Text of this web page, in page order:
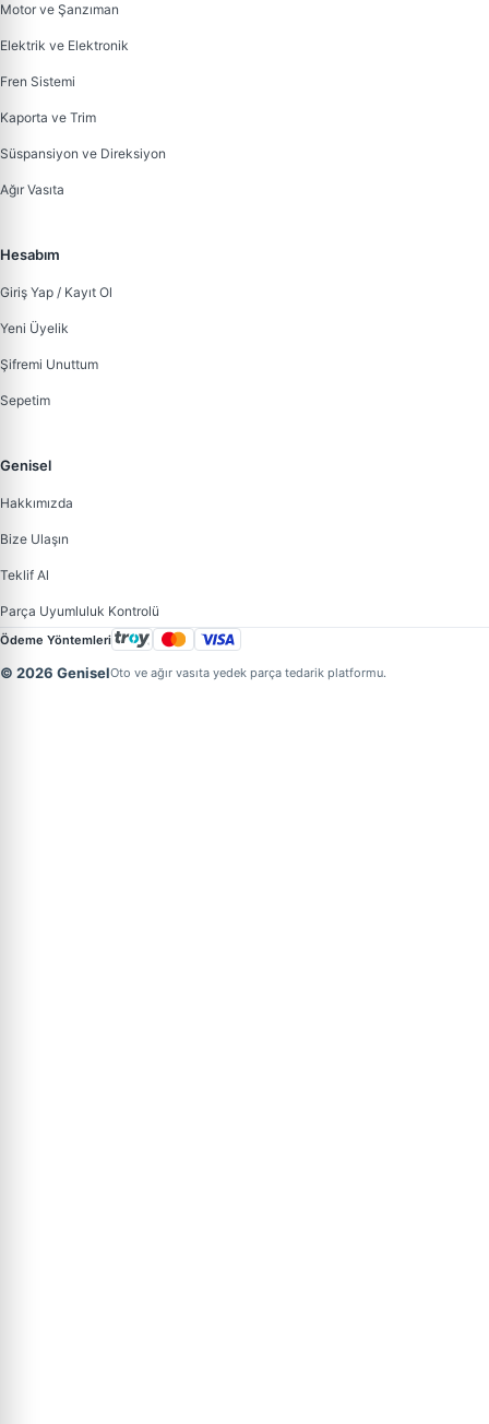
Motor ve Şanzıman
Elektrik ve Elektronik
Fren Sistemi
Kaporta ve Trim
Süspansiyon ve Direksiyon
Ağır Vasıta
Hesabım
Giriş Yap / Kayıt Ol
Yeni Üyelik
Şifremi Unuttum
Sepetim
Genisel
Hakkımızda
Bize Ulaşın
Teklif Al
Parça Uyumluluk Kontrolü
Ödeme Yöntemleri
© 2026 GeniselOto ve ağır vasıta yedek parça tedarik platformu.